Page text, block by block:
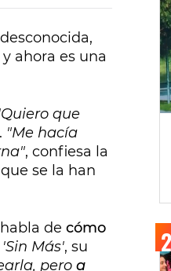
ahora es una
'Quiero que
"Me hacía
, confiesa la
se la han
de cómo
'Sin Más', su
pero a